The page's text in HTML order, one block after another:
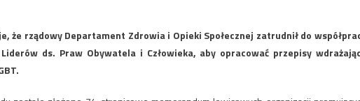
że rządowy Departament Zdrowia i Opieki Społecznej zatrudnił do
ds. Praw Obywatela i Człowieka, aby opracować przepisy